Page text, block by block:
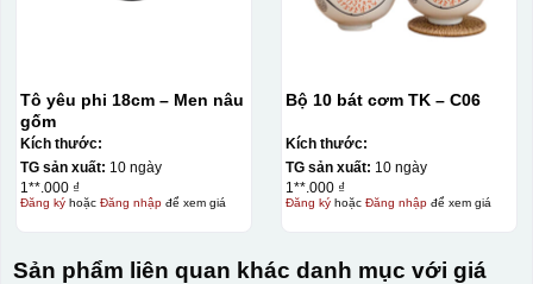
Tô yêu phi 18cm – Men nâu
gốm
Kích thước:
TG sản xuất: 10 ngày
1**.000 ₫
Đăng kýhoặc Đăng nhậpđể xem giá
Bộ 10 bát cơm TK – C06
Kích thước:
TG sản xuất: 10 ngày
1**.000 ₫
Đăng kýhoặc Đăng nhậpđể xem giá
Sản phẩm liên quan khác danh mục với giá